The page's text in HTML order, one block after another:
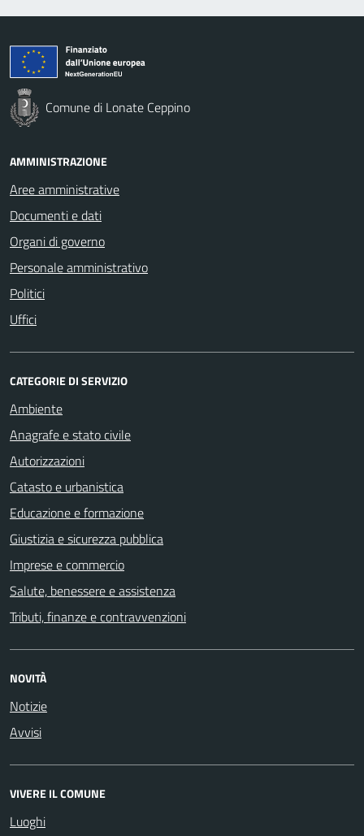
Comune di Lonate Ceppino
AMMINISTRAZIONE
Aree amministrative
Documenti e dati
Organi di governo
Personale amministrativo
Politici
Uffici
CATEGORIE DI SERVIZIO
Ambiente
Anagrafe e stato civile
Autorizzazioni
Catasto e urbanistica
Educazione e formazione
Giustizia e sicurezza pubblica
Imprese e commercio
Salute, benessere e assistenza
Tributi, finanze e contravvenzioni
NOVITÀ
Notizie
Avvisi
VIVERE IL COMUNE
Luoghi